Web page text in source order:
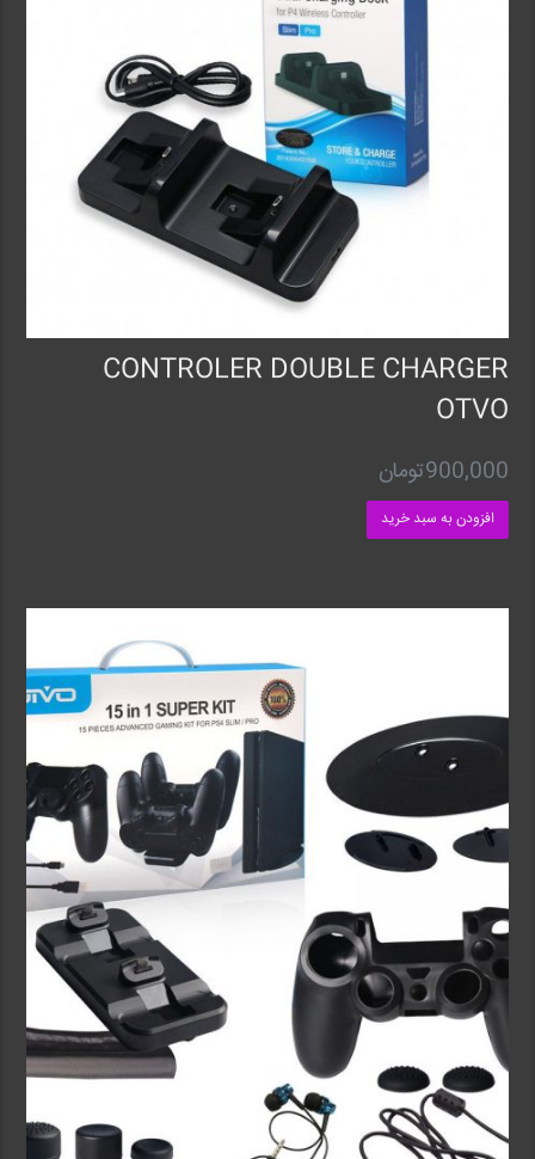
CONTROLER DOUBLE CHARGER
OTVO
900,000تومان
افزودن به سبد خرید